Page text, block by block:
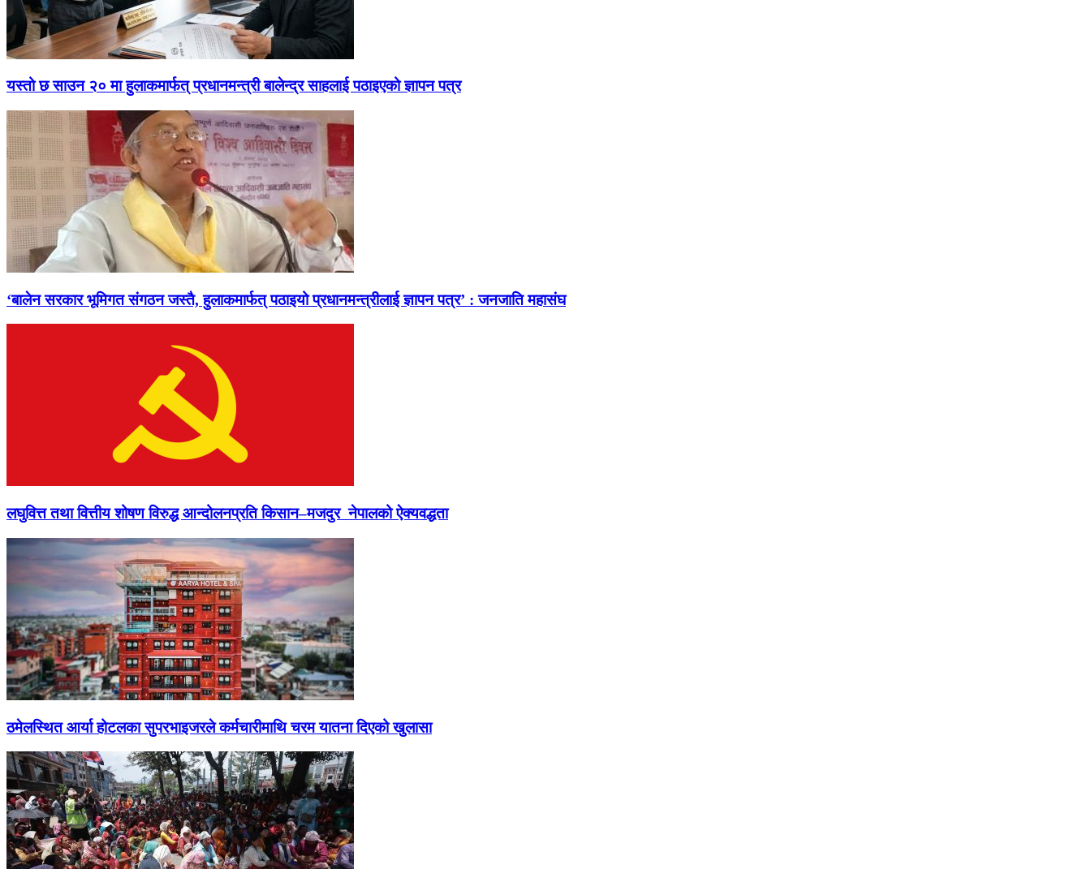
यस्तो छ साउन २० मा हुलाकमार्फत् प्रधानमन्त्री बालेन्द्र साहलाई पठाइएको ज्ञापन पत्र
‘बालेन सरकार भूमिगत संगठन जस्तै, हुलाकमार्फत् पठाइयो प्रधानमन्त्रीलाई ज्ञापन पत्र’ : जनजाति महासंघ
लघुवित्त तथा वित्तीय शोषण विरुद्ध आन्दोलनप्रति किसान–मजदुर नेपालको ऐक्यवद्धता
ठमेलस्थित आर्या होटलका सुपरभाइजरले कर्मचारीमाथि चरम यातना दिएको खुलासा